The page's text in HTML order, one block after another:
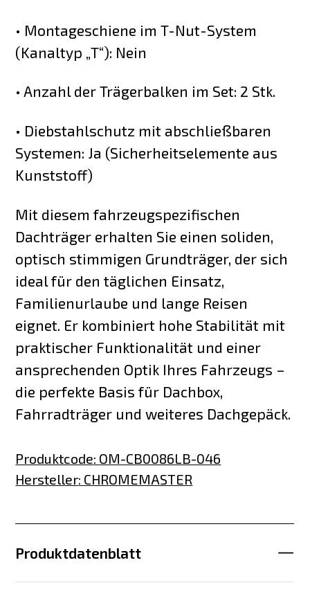
• Montageschiene im T-Nut-System
(Kanaltyp „T“): Nein
• Anzahl der Trägerbalken im Set: 2 Stk.
• Diebstahlschutz mit abschließbaren
Systemen: Ja (Sicherheitselemente aus
Kunststoff)
Mit diesem fahrzeugspezifischen
Dachträger erhalten Sie einen soliden,
optisch stimmigen Grundträger, der sich
ideal für den täglichen Einsatz,
Familienurlaube und lange Reisen
eignet. Er kombiniert hohe Stabilität mit
praktischer Funktionalität und einer
ansprechenden Optik Ihres Fahrzeugs –
die perfekte Basis für Dachbox,
Fahrradträger und weiteres Dachgepäck.
Produktcode: OM-CB0086LB-046
Hersteller: CHROMEMASTER
Produktdatenblatt